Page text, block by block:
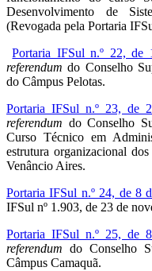
Desenvolvimento de
(Revogada pela Portaria
Portaria IFSul n.º 22, de
referendum do Conselho
do Câmpus Pelotas.
Portaria IFSul n.º 23, de
referendum do Conselho
Curso Técnico em
estrutura organizacional
Venâncio Aires.
Portaria IFSul n.º 24, de 8
IFSul nº 1.903, de 23 de
Portaria IFSul n.º 25, de
referendum do Conselho
Câmpus Camaquã.